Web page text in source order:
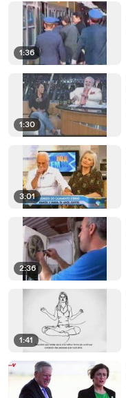
1:36
1:30
3:01
2:36
1:41